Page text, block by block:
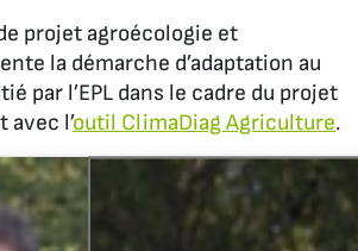
projet agroécologie et
la démarche d’adaptation au
par l’EPL dans le cadre du projet
l’outil ClimaDiag Agriculture.